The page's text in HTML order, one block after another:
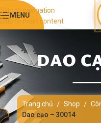
Skip to navigation
Skip to main content
MENU
DAO
Trang chủ / Shop /
Dao cạo – 30014